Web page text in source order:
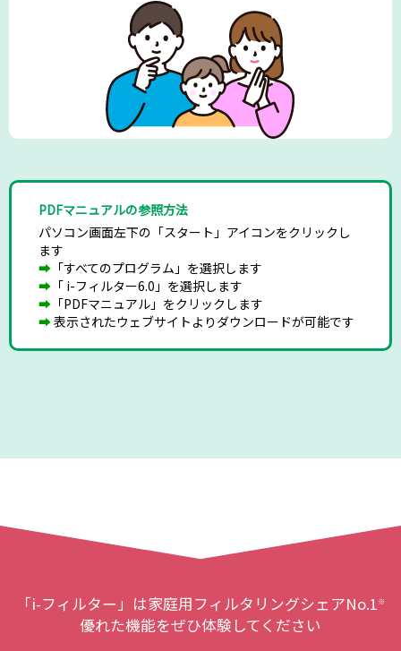
PDFマニュアルの参照方法
パソコン画面左下の「スタート」アイコンをクリックし
ます
➡ 「すべてのプログラム」を選択します
➡ 「 i-フィルター6.0」を選択します
➡ 「PDFマニュアル」をクリックします
➡表示されたウェブサイトよりダウンロードが可能です
「i-フィルター」は家庭用フィルタリングシェアNo.1※
優れた機能をぜひ体験してください